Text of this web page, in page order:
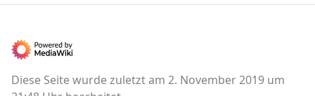
Diese Seite wurde zuletzt am 2. November 2019 um